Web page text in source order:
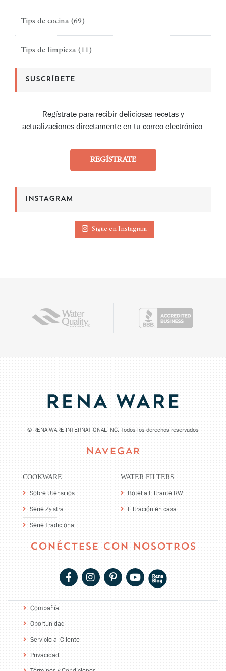
Tips de cocina (69)
Tips de limpieza (11)
SUSCRÍBETE
Regístrate para recibir deliciosas recetas y
actualizaciones directamente en tu correo electrónico.
REGÍSTRATE
INSTAGRAM
Sigue en Instagram
© RENA WARE INTERNATIONAL INC. Todos los derechos reservados
NAVEGAR
COOKWARE
Sobre Utensilios
Serie Zylstra
Serie Tradicional
WATER FILTERS
Botella Filtrante RW
Filtración en casa
CONÉCTESE CON NOSOTROS
Compañía
Oportunidad
Servicio al Cliente
Privacidad